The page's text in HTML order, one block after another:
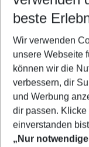
2 Erwachsene
beste
Wir verwenden
unsere Webseite
können wir die
verbessern, dir
und Werbung
dir passen. Klicke
einverstanden
„Nur